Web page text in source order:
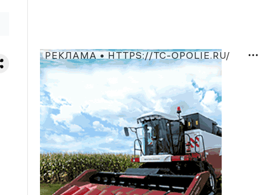
РЕКЛАМА • HTTPS://TC-OPOLIE.RU/